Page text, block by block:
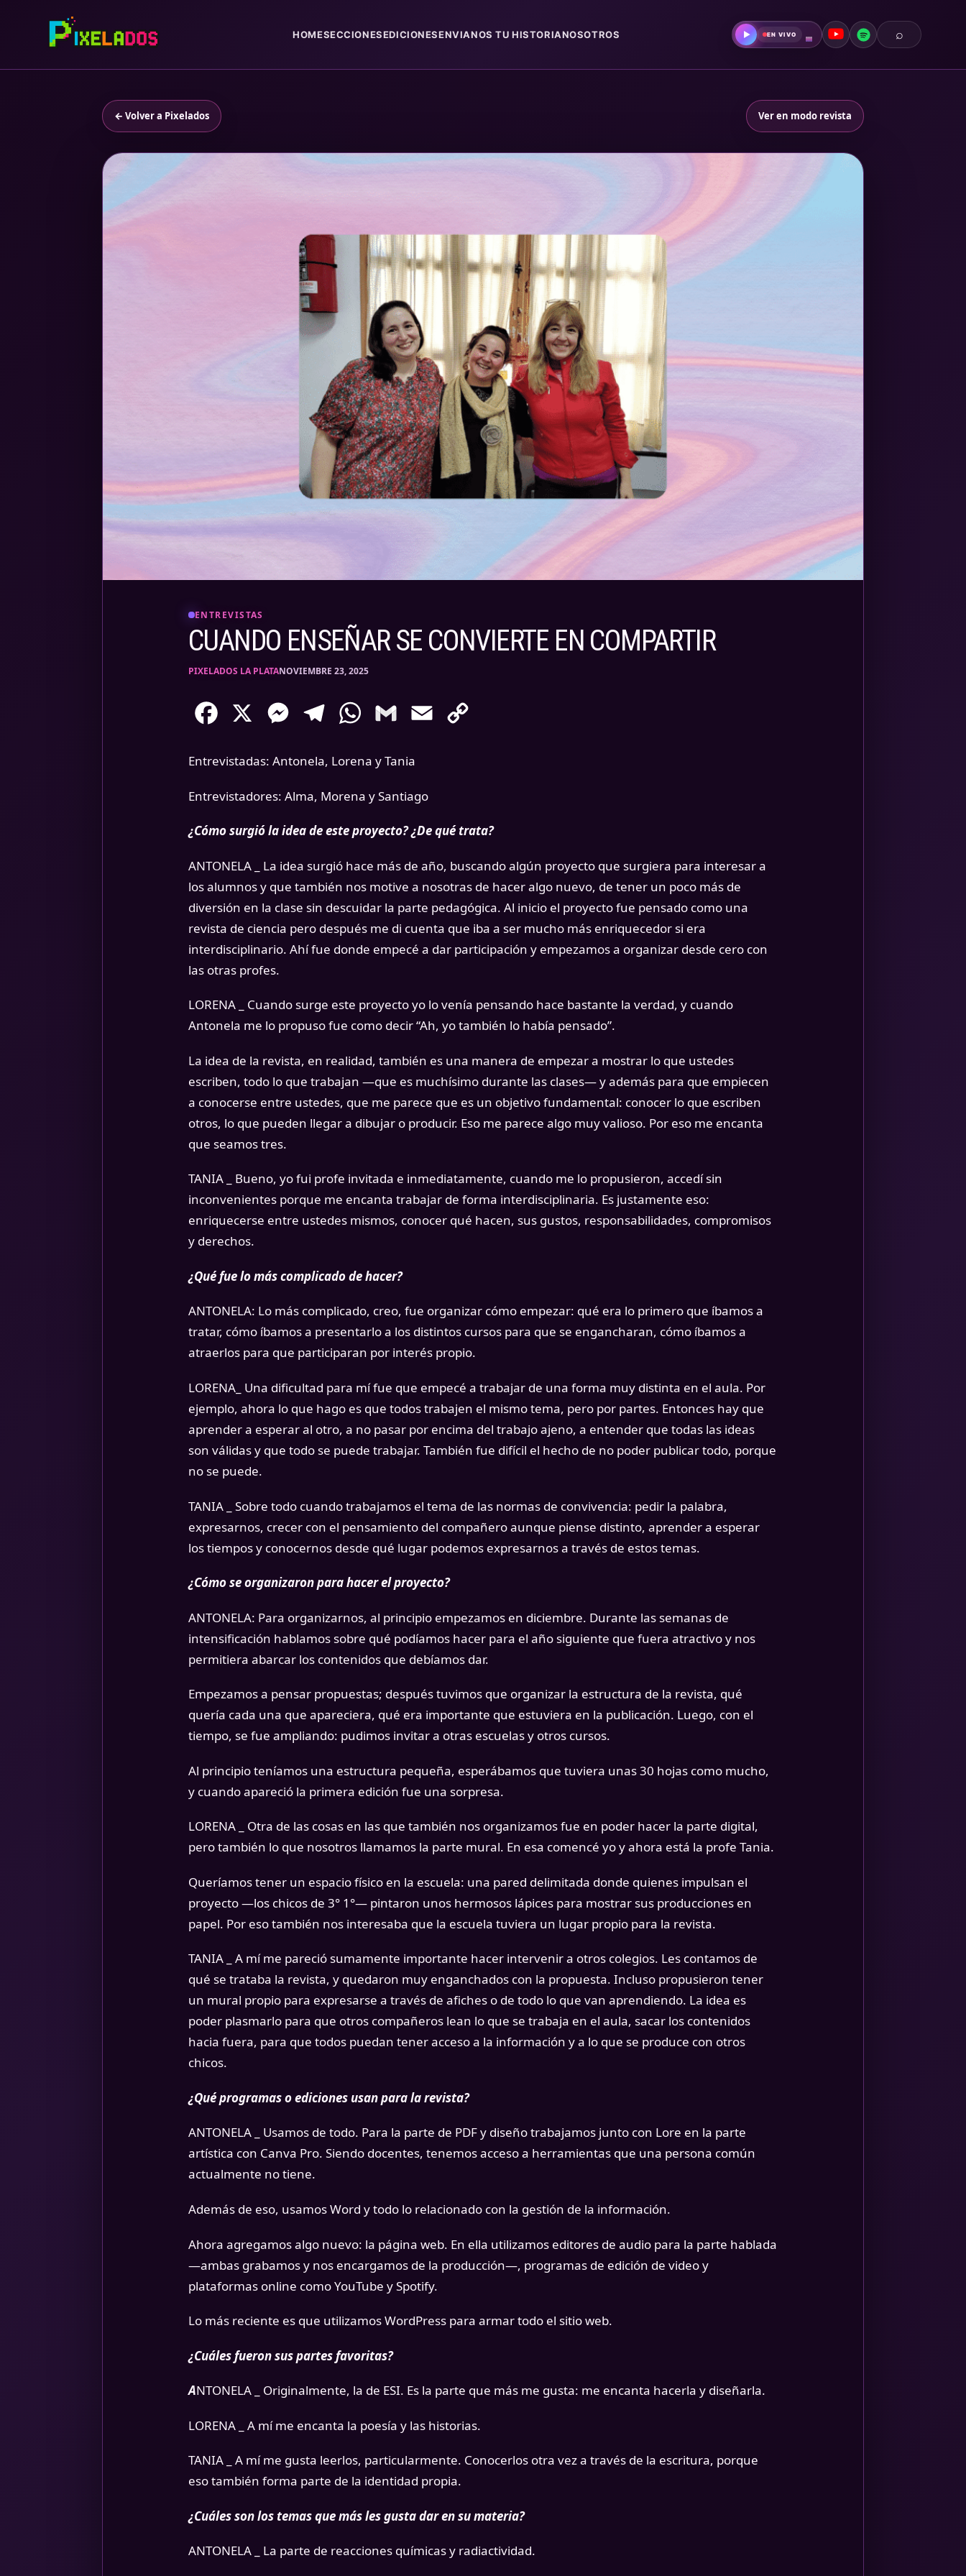
HOMESECCIONESEDICIONESENVIANOS TU HISTORIANOSOTROS ▶ EN VIVO ⌕
← Volver a Pixelados Ver en modo revista
ENTREVISTAS
CUANDO ENSEÑAR SE CONVIERTE EN COMPARTIR
PIXELADOS LA PLATANOVIEMBRE 23, 2025
Facebook MessengerTelegramWhatsAppGmail Email
Entrevistadas: Antonela, Lorena y Tania
Entrevistadores: Alma, Morena y Santiago
¿Cómo surgió la idea de este proyecto? ¿De qué trata?
ANTONELA _ La idea surgió hace más de año, buscando algún proyecto que surgiera para interesar a
los alumnos y que también nos motive a nosotras de hacer algo nuevo, de tener un poco más de
diversión en la clase sin descuidar la parte pedagógica. Al inicio el proyecto fue pensado como una
revista de ciencia pero después me di cuenta que iba a ser mucho más enriquecedor si era
interdisciplinario. Ahí fue donde empecé a dar participación y empezamos a organizar desde cero con
las otras profes.
LORENA _ Cuando surge este proyecto yo lo venía pensando hace bastante la verdad, y cuando
Antonela me lo propuso fue como decir “Ah, yo también lo había pensado”.
La idea de la revista, en realidad, también es una manera de empezar a mostrar lo que ustedes
escriben, todo lo que trabajan —que es muchísimo durante las clases— y además para que empiecen
a conocerse entre ustedes, que me parece que es un objetivo fundamental: conocer lo que escriben
otros, lo que pueden llegar a dibujar o producir. Eso me parece algo muy valioso. Por eso me encanta
que seamos tres.
TANIA _ Bueno, yo fui profe invitada e inmediatamente, cuando me lo propusieron, accedí sin
inconvenientes porque me encanta trabajar de forma interdisciplinaria. Es justamente eso:
enriquecerse entre ustedes mismos, conocer qué hacen, sus gustos, responsabilidades, compromisos
y derechos.
¿Qué fue lo más complicado de hacer?
ANTONELA: Lo más complicado, creo, fue organizar cómo empezar: qué era lo primero que íbamos a
tratar, cómo íbamos a presentarlo a los distintos cursos para que se engancharan, cómo íbamos a
atraerlos para que participaran por interés propio.
LORENA_ Una dificultad para mí fue que empecé a trabajar de una forma muy distinta en el aula. Por
ejemplo, ahora lo que hago es que todos trabajen el mismo tema, pero por partes. Entonces hay que
aprender a esperar al otro, a no pasar por encima del trabajo ajeno, a entender que todas las ideas
son válidas y que todo se puede trabajar. También fue difícil el hecho de no poder publicar todo, porque
no se puede.
TANIA _ Sobre todo cuando trabajamos el tema de las normas de convivencia: pedir la palabra,
expresarnos, crecer con el pensamiento del compañero aunque piense distinto, aprender a esperar
los tiempos y conocernos desde qué lugar podemos expresarnos a través de estos temas.
¿Cómo se organizaron para hacer el proyecto?
ANTONELA: Para organizarnos, al principio empezamos en diciembre. Durante las semanas de
intensificación hablamos sobre qué podíamos hacer para el año siguiente que fuera atractivo y nos
permitiera abarcar los contenidos que debíamos dar.
Empezamos a pensar propuestas; después tuvimos que organizar la estructura de la revista, qué
quería cada una que apareciera, qué era importante que estuviera en la publicación. Luego, con el
tiempo, se fue ampliando: pudimos invitar a otras escuelas y otros cursos.
Al principio teníamos una estructura pequeña, esperábamos que tuviera unas 30 hojas como mucho,
y cuando apareció la primera edición fue una sorpresa.
LORENA _ Otra de las cosas en las que también nos organizamos fue en poder hacer la parte digital,
pero también lo que nosotros llamamos la parte mural. En esa comencé yo y ahora está la profe Tania.
Queríamos tener un espacio físico en la escuela: una pared delimitada donde quienes impulsan el
proyecto —los chicos de 3° 1°— pintaron unos hermosos lápices para mostrar sus producciones en
papel. Por eso también nos interesaba que la escuela tuviera un lugar propio para la revista.
TANIA _ A mí me pareció sumamente importante hacer intervenir a otros colegios. Les contamos de
qué se trataba la revista, y quedaron muy enganchados con la propuesta. Incluso propusieron tener
un mural propio para expresarse a través de afiches o de todo lo que van aprendiendo. La idea es
poder plasmarlo para que otros compañeros lean lo que se trabaja en el aula, sacar los contenidos
hacia fuera, para que todos puedan tener acceso a la información y a lo que se produce con otros
chicos.
¿Qué programas o ediciones usan para la revista?
ANTONELA _ Usamos de todo. Para la parte de PDF y diseño trabajamos junto con Lore en la parte
artística con Canva Pro. Siendo docentes, tenemos acceso a herramientas que una persona común
actualmente no tiene.
Además de eso, usamos Word y todo lo relacionado con la gestión de la información.
Ahora agregamos algo nuevo: la página web. En ella utilizamos editores de audio para la parte hablada
—ambas grabamos y nos encargamos de la producción—, programas de edición de video y
plataformas online como YouTube y Spotify.
Lo más reciente es que utilizamos WordPress para armar todo el sitio web.
¿Cuáles fueron sus partes favoritas?
ANTONELA _ Originalmente, la de ESI. Es la parte que más me gusta: me encanta hacerla y diseñarla.
LORENA _ A mí me encanta la poesía y las historias.
TANIA _ A mí me gusta leerlos, particularmente. Conocerlos otra vez a través de la escritura, porque
eso también forma parte de la identidad propia.
¿Cuáles son los temas que más les gusta dar en su materia?
ANTONELA _ La parte de reacciones químicas y radiactividad.